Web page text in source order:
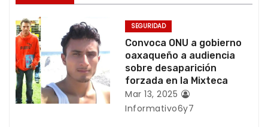
a
c
i
ó
SEGURIDAD
Convoca ONU a gobierno
oaxaqueño a audiencia
sobre desaparición
forzada en la Mixteca
Mar 13, 2025
Informativo6y7